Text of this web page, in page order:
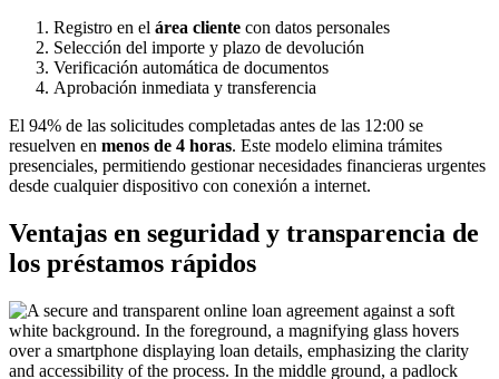
Registro en el área cliente con datos personales
Selección del importe y plazo de devolución
Verificación automática de documentos
Aprobación inmediata y transferencia
El 94% de las solicitudes completadas antes de las 12:00 se
resuelven en menos de 4 horas. Este modelo elimina trámites
presenciales, permitiendo gestionar necesidades financieras urgentes
desde cualquier dispositivo con conexión a internet.
Ventajas en seguridad y transparencia de
los préstamos rápidos